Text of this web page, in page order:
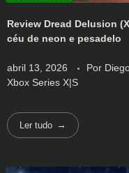
Review Dread Delusion
céu de neon e pesadelo
abril 13, 2026 Por
Xbox Series X|S
Ler tudo